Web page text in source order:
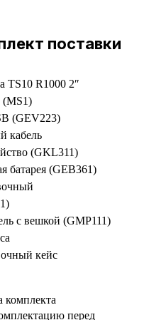
поставки
TS10 R1000 2″
(MS1)
(GEV223)
кабель
(GKL311)
батарея (GEB361)
с вешкой (GMP111)
кейс
комплекта
перед